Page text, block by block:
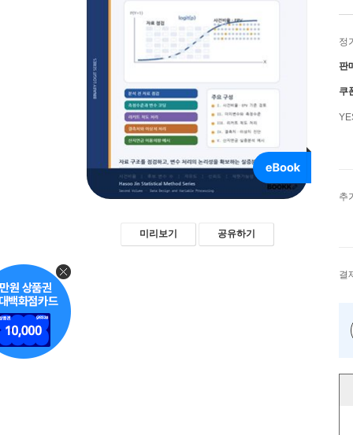
미리보기 공유하기
정
판
쿠
추
결